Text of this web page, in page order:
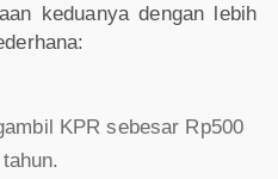
keduanya dengan lebih
KPR sebesar Rp500